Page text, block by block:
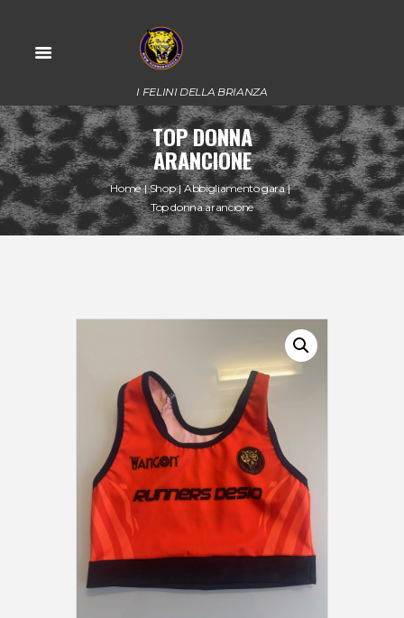
I FELINI DELLA BRIANZA
TOP DONNA
ARANCIONE
Home Shop
Abbigliamento gara
Top donna arancione